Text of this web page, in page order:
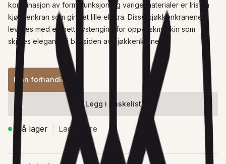
kombinasjon av form, funksjon og varige materialer er Iris en
kjøkkenkran som gir det lille ekstra. Disse kjøkkenkranene
leveres med en nett avstenging for oppvaskmaskin som
skjules elegant på baksiden av kjøkkenkranen.
Finn forhandler
Legg i ønskeliste
På lager Lagervare